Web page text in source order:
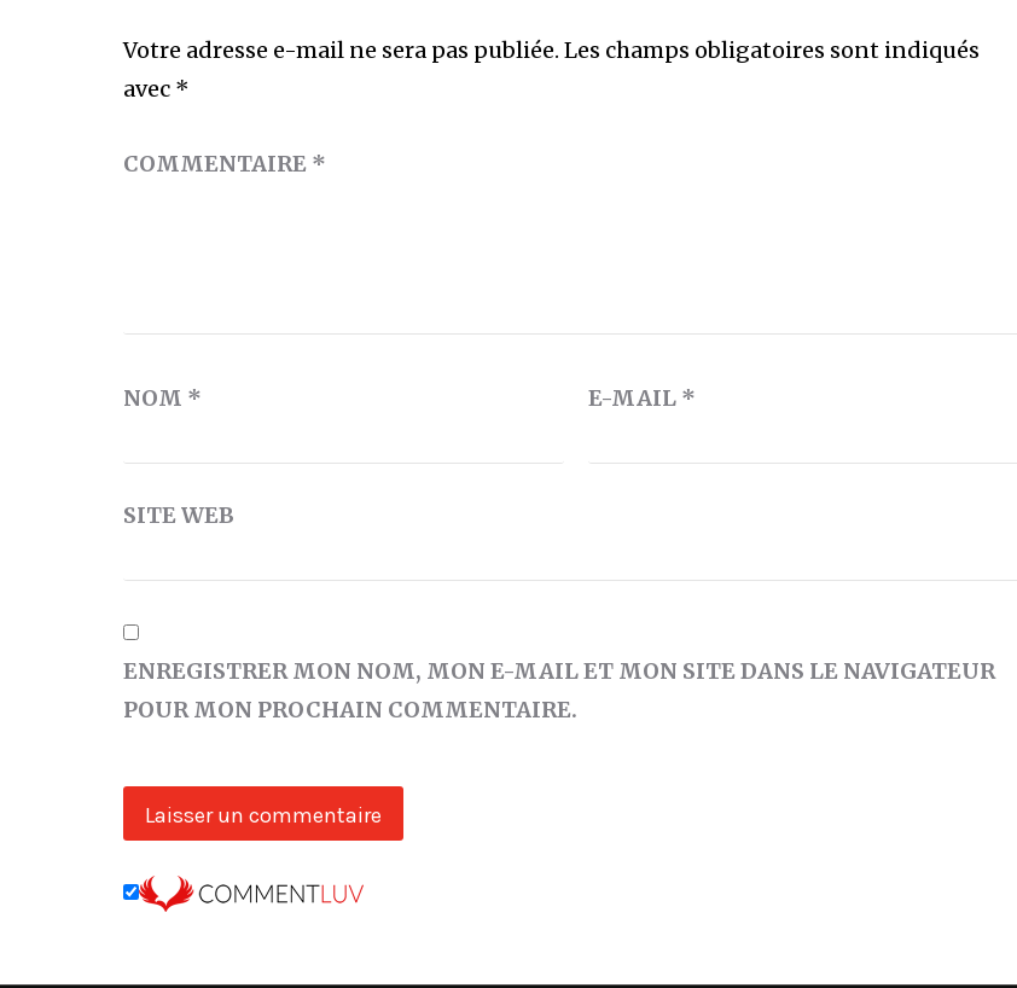
Votre adresse e-mail ne sera pas publiée. Les champs obligatoires sont indiqués
avec *
COMMENTAIRE *
NOM * E-MAIL *
SITE WEB
ENREGISTRER MON NOM, MON E-MAIL ET MON SITE DANS LE NAVIGATEUR
POUR MON PROCHAIN COMMENTAIRE.